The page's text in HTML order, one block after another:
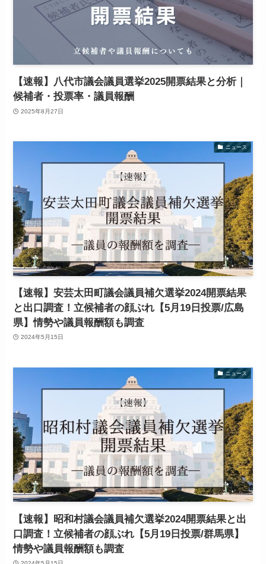
【速報】八代市議会議員選挙2025開票結果と分析｜
候補者・投票率・議員報酬
2025年8月27日
ニュース
【速報】安芸太田町議会議員補欠選挙2024開票結果
と出口調査！立候補者の顔ぶれ【5月19日投票/広島
県】情勢や議員報酬額も調査
2024年5月15日
ニュース
【速報】昭和村議会議員補欠選挙2024開票結果と出
口調査！立候補者の顔ぶれ【5月19日投票/群馬県】
情勢や議員報酬額も調査